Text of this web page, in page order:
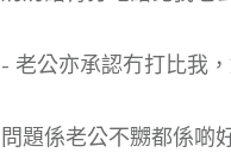
- 老公亦承認冇打比我
問題係老公不嬲都係啲